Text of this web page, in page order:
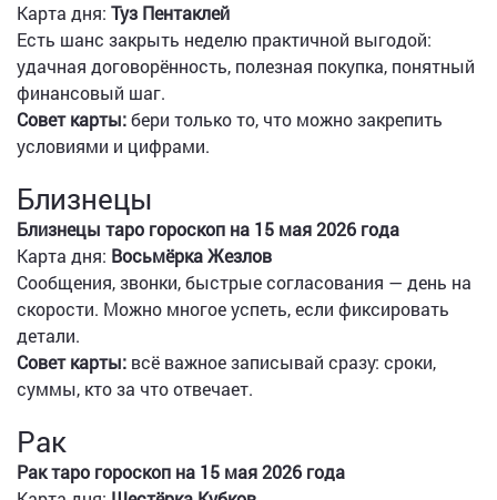
Карта дня: Туз Пентаклей
Есть шанс закрыть неделю практичной выгодой:
удачная договорённость, полезная покупка, понятный
финансовый шаг.
Совет карты:бери только то, что можно закрепить
условиями и цифрами.
Близнецы
Близнецы таро гороскоп на 15 мая 2026 года
Карта дня: Восьмёрка Жезлов
Сообщения, звонки, быстрые согласования — день на
скорости. Можно многое успеть, если фиксировать
детали.
Совет карты: всё важное записывай сразу: сроки,
суммы, кто за что отвечает.
Рак
Рак таро гороскоп на 15 мая 2026 года